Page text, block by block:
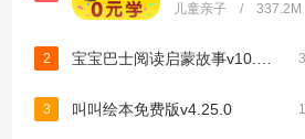
儿童亲子 / 337.2M
2
3 叫叫绘本免费版v4.25.0